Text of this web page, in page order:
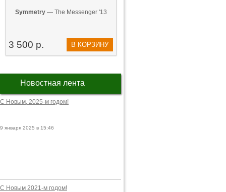
Symmetry— The Messenger '13
3 500 р. В КОРЗИНУ
Новостная лента
С Новым, 2025-м годом!
9 января 2025 в 15:46
С Новым 2021-м годом!